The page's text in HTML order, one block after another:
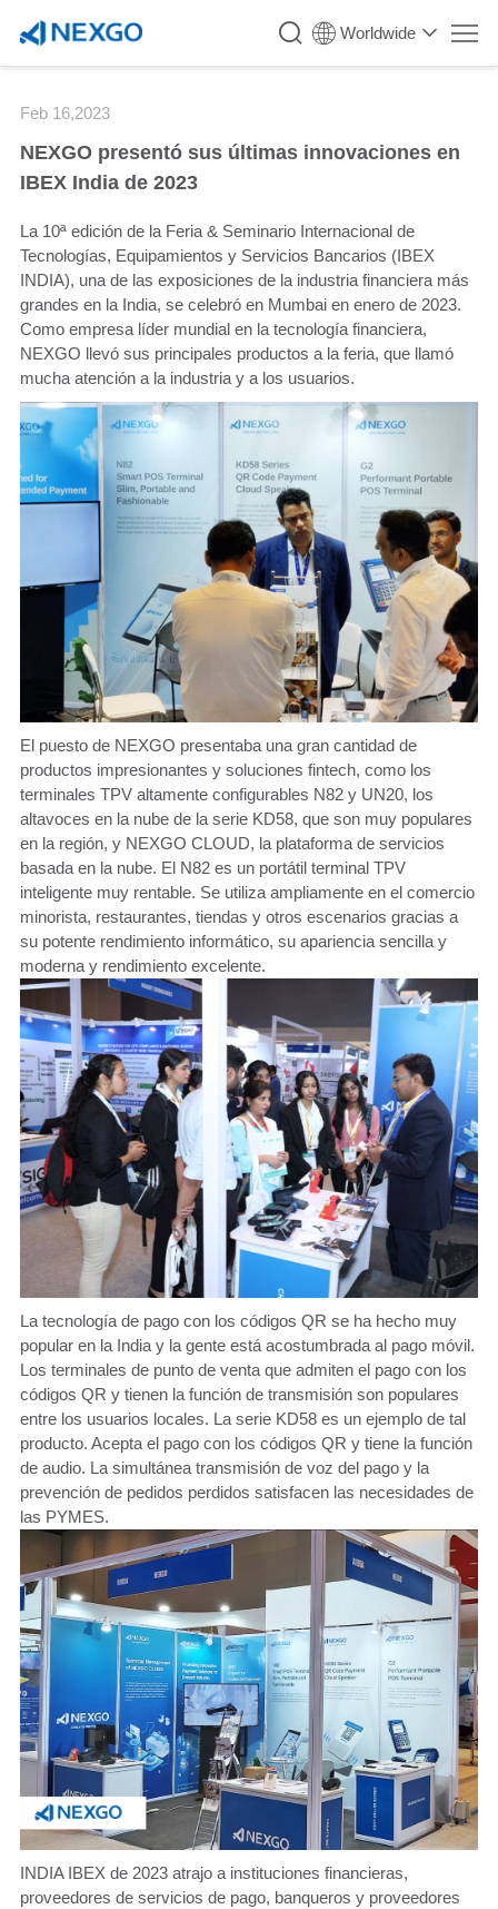
Worldwide
Feb 16,2023
NEXGO presentó sus últimas innovaciones en
IBEX India de 2023
La 10ª edición de la Feria & Seminario Internacional de
Tecnologías, Equipamientos y Servicios Bancarios (IBEX
INDIA), una de las exposiciones de la industria financiera más
grandes en la India, se celebró en Mumbai en enero de 2023.
Como empresa líder mundial en la tecnología financiera,
NEXGO llevó sus principales productos a la feria, que llamó
mucha atención a la industria y a los usuarios.
El puesto de NEXGO presentaba una gran cantidad de
productos impresionantes y soluciones fintech, como los
terminales TPV altamente configurables N82 y UN20, los
altavoces en la nube de la serie KD58, que son muy populares
en la región, y NEXGO CLOUD, la plataforma de servicios
basada en la nube. El N82 es un portátil terminal TPV
inteligente muy rentable. Se utiliza ampliamente en el comercio
minorista, restaurantes, tiendas y otros escenarios gracias a
su potente rendimiento informático, su apariencia sencilla y
moderna y rendimiento excelente.
La tecnología de pago con los códigos QR se ha hecho muy
popular en la India y la gente está acostumbrada al pago móvil.
Los terminales de punto de venta que admiten el pago con los
códigos QR y tienen la función de transmisión son populares
entre los usuarios locales. La serie KD58 es un ejemplo de tal
producto. Acepta el pago con los códigos QR y tiene la función
de audio. La simultánea transmisión de voz del pago y la
prevención de pedidos perdidos satisfacen las necesidades de
las PYMES.
INDIA IBEX de 2023 atrajo a instituciones financieras,
proveedores de servicios de pago, banqueros y proveedores